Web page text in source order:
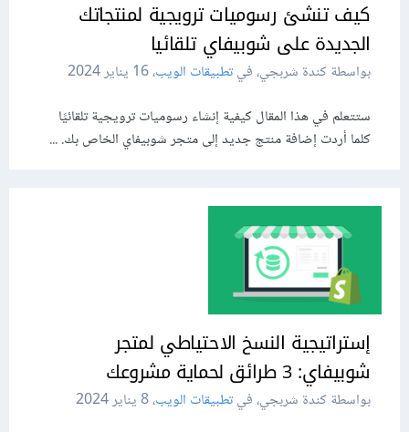
كيف تنشئ رسوميات ترويجية لمنتجاتك
الجديدة على شوبيفاي تلقائيا
بواسطة كندة شربجي، فيتطبيقات الويب،16 يناير 2024
ستتعلم في هذا المقال كيفية إنشاء رسوميات ترويجية تلقائيًا
كلما أردت إضافة منتج جديد إلى متجر شوبيفاي الخاص بك. ...
إستراتيجية النسخ الاحتياطي لمتجر
شوبيفاي: 3 طرائق لحماية مشروعك
بواسطة كندة شربجي، فيتطبيقات الويب،8 يناير 2024